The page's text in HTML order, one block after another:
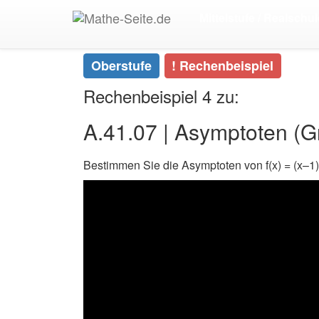
Start Oberstufe Analysis | Die verschiedenen
Oberstufe ! Rechenbeispiel
Rechenbeispiel 4 zu:
A.41.07 | Asymptoten
Bestimmen Sie die Asymptoten von f(x) =